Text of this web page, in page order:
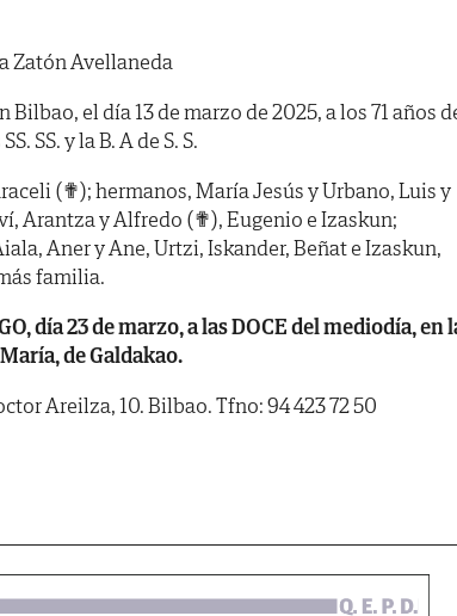
Zatón Avellaneda
Bilbao, el día 13 de marzo de 2025, a los 71 años
SS. y la B. A de S. S.
(✟); hermanos, María Jesús y Urbano, Luis y
Arantza y Alfredo (✟), Eugenio e Izaskun;
Aner y Ane, Urtzi, Iskander, Beñat e Izaskun,
familia.
día 23 de marzo, a las DOCE del mediodía, en
de Galdakao.
Areilza, 10. Bilbao. Tfno: 94 423 72 50